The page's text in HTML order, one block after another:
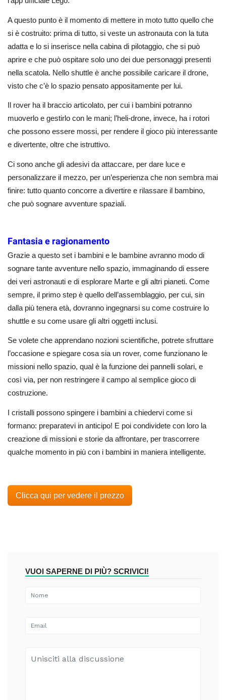
A questo punto è il momento di mettere in moto tutto quello che
si è costruito: prima di tutto, si veste un astronauta con la tuta
adatta e lo si inserisce nella cabina di pilotaggio, che si può
aprire e che può ospitare solo uno dei due personaggi presenti
nella scatola. Nello shuttle è anche possibile caricare il drone,
visto che c’è lo spazio pensato appositamente per lui.
Il rover ha il braccio articolato, per cui i bambini potranno
muoverlo e gestirlo con le mani; l’heli-drone, invece, ha i rotori
che possono essere mossi, per rendere il gioco più interessante
e divertente, oltre che istruttivo.
Ci sono anche gli adesivi da attaccare, per dare luce e
personalizzare il mezzo, per un’esperienza che non sembra mai
finire: tutto quanto concorre a divertire e rilassare il bambino,
che può sognare avventure spaziali.
Fantasia e ragionamento
Grazie a questo set i bambini e le bambine avranno modo di
sognare tante avventure nello spazio, immaginando di essere
dei veri astronauti e di esplorare Marte e gli altri pianeti. Come
sempre, il primo step è quello dell’assemblaggio, per cui, sin
dalla più tenera età, dovranno ingegnarsi su come costruire lo
shuttle e su come usare gli altri oggetti inclusi.
Se volete che apprendano nozioni scientifiche, potrete sfruttare
l’occasione e spiegare cosa sia un rover, come funzionano le
missioni nello spazio, qual è la funzione dei pannelli solari, e
così via, per non restringere il campo al semplice gioco di
costruzione.
I cristalli possono spingere i bambini a chiedervi come si
formano: preparatevi in anticipo! E poi condividete con loro la
creazione di missioni e storie da affrontare, per trascorrere
qualche momento in più con i bambini in maniera intelligente.
Clicca qui per vedere il prezzo
VUOI SAPERNE DI PIÙ? SCRIVICI!